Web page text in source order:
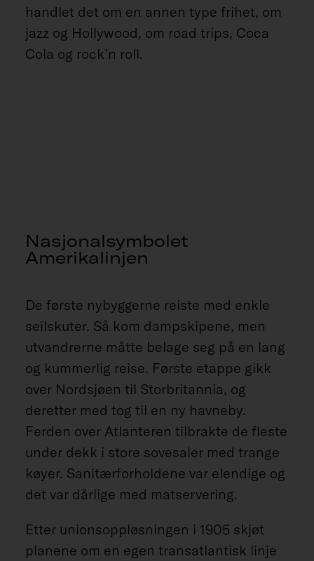
handlet det om en annen type frihet, om
jazz og Hollywood, om road trips, Coca
Cola og rock’n roll.
Nasjonalsymbolet
Amerikalinjen
De første nybyggerne reiste med enkle
seilskuter. Så kom dampskipene, men
utvandrerne måtte belage seg på en lang
og kummerlig reise. Første etappe gikk
over Nordsjøen til Storbritannia, og
deretter med tog til en ny havneby.
Ferden over Atlanteren tilbrakte de fleste
under dekk i store sovesaler med trange
køyer. Sanitærforholdene var elendige og
det var dårlige med matservering.
Etter unionsoppløsningen i 1905 skjøt
planene om en egen transatlantisk linje